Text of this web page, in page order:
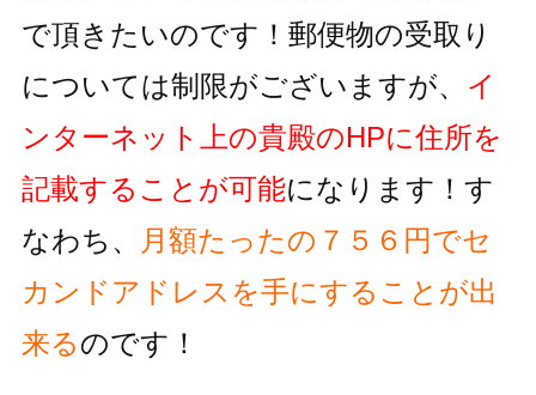
で頂きたいのです！郵便物の受取り
については制限がございますが、 イ
ンターネット上の貴殿のHPに住所を
記載することが可能になります！す
なわち、
月額たったの７５６円でセ
カンドアドレスを手にすることが出
来るのです！